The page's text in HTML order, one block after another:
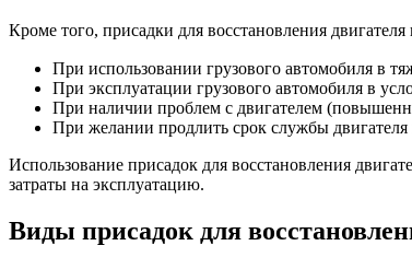
Кроме того, присадки для восстановления
При использовании грузового автомобиля в
При эксплуатации грузового автомобиля в
При наличии проблем с двигателем
При желании продлить срок службы
Использование присадок для восстановления
затраты на эксплуатацию.
Виды присадок для